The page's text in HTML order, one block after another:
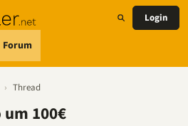
Forum
Login
› Thread
100€